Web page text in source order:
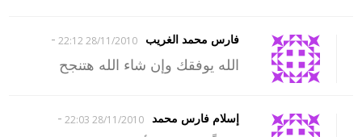
فارس محمد الغريب 28/11/2010 22:12
-
الله يوفقك وإن شاء الله هتنجح
إسلام فارس محمد 28/11/2010 22:03
-